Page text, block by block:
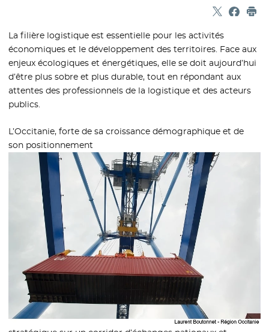
Partager
- Nouvelle
-
La filière logistique est essentielle pour les activités
économiques et le développement des territoires. Face aux
enjeux écologiques et énergétiques, elle se doit aujourd’hui
d’être plus sobre et plus durable, tout en répondant aux
attentes des professionnels de la logistique et des acteurs
publics.
L’Occitanie, forte de sa croissance démographique et de
son positionnement